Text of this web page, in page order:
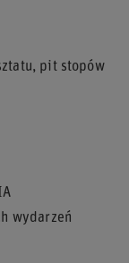
pit stopów
wydarzeń